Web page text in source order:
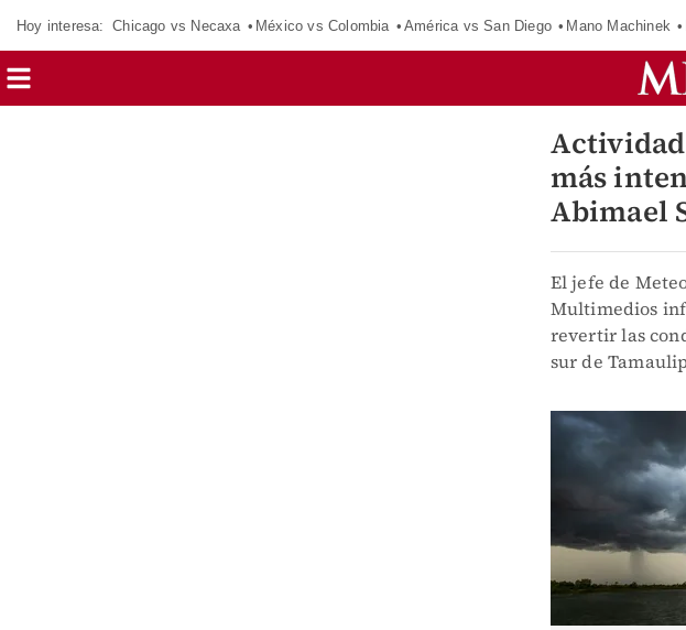
Hoy interesa: Chicago vs Necaxa México vs Colombia América vs San Diego Mano Machinek
más
Abimael
El jefe de
Multimedios
revertir las
sur de